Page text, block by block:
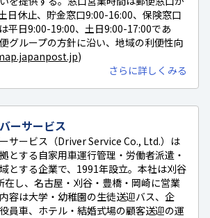
日休止、貯金窓口9:00-16:00、保険窓口
平日9:00-19:00、土日9:00-17:00であ
グループの方針に沿い、地域の利便性向
)
さらに詳しくみる
ーサービス
サービス（Driver Service Co., Ltd.）は
とする自家用車運行管理・労働者派遣・
とする企業で、1991年設立。本社は刈谷
し、名古屋・刈谷・豊橋・岡崎に営業
容は大学・幼稚園の生徒送迎バス、企
員車、ホテル・結婚式場の顧客送迎の運